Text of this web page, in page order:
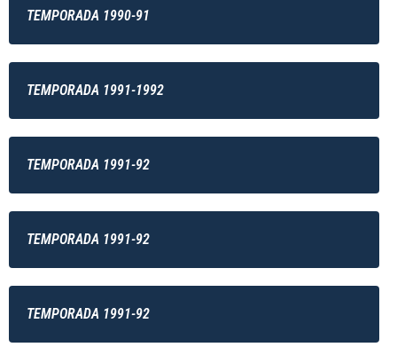
TEMPORADA 1990-91
TEMPORADA 1991-1992
TEMPORADA 1991-92
TEMPORADA 1991-92
TEMPORADA 1991-92